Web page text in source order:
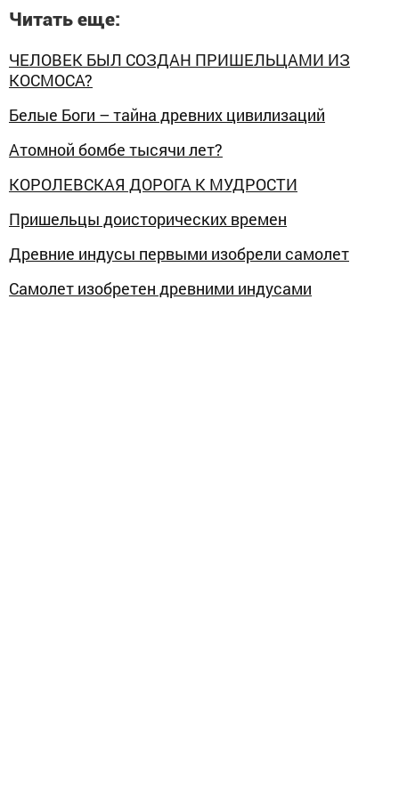
Читать еще:
ЧЕЛОВЕК БЫЛ СОЗДАН ПРИШЕЛЬЦАМИ ИЗ
КОСМОСА?
Белые Боги – тайна древних цивилизаций
Атомной бомбе тысячи лет?
КОРОЛЕВСКАЯ ДОРОГА К МУДРОСТИ
Пришельцы доисторических времен
Древние индусы первыми изобрели самолет
Самолет изобретен древними индусами